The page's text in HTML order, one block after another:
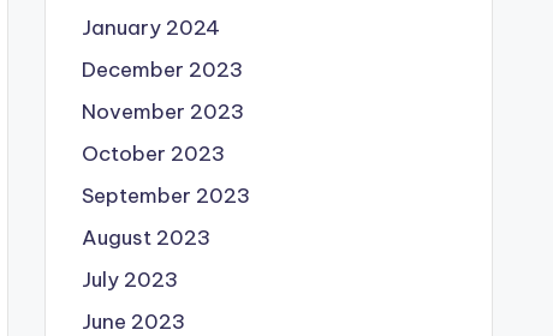
January 2024
December 2023
November 2023
October 2023
September 2023
August 2023
July 2023
June 2023